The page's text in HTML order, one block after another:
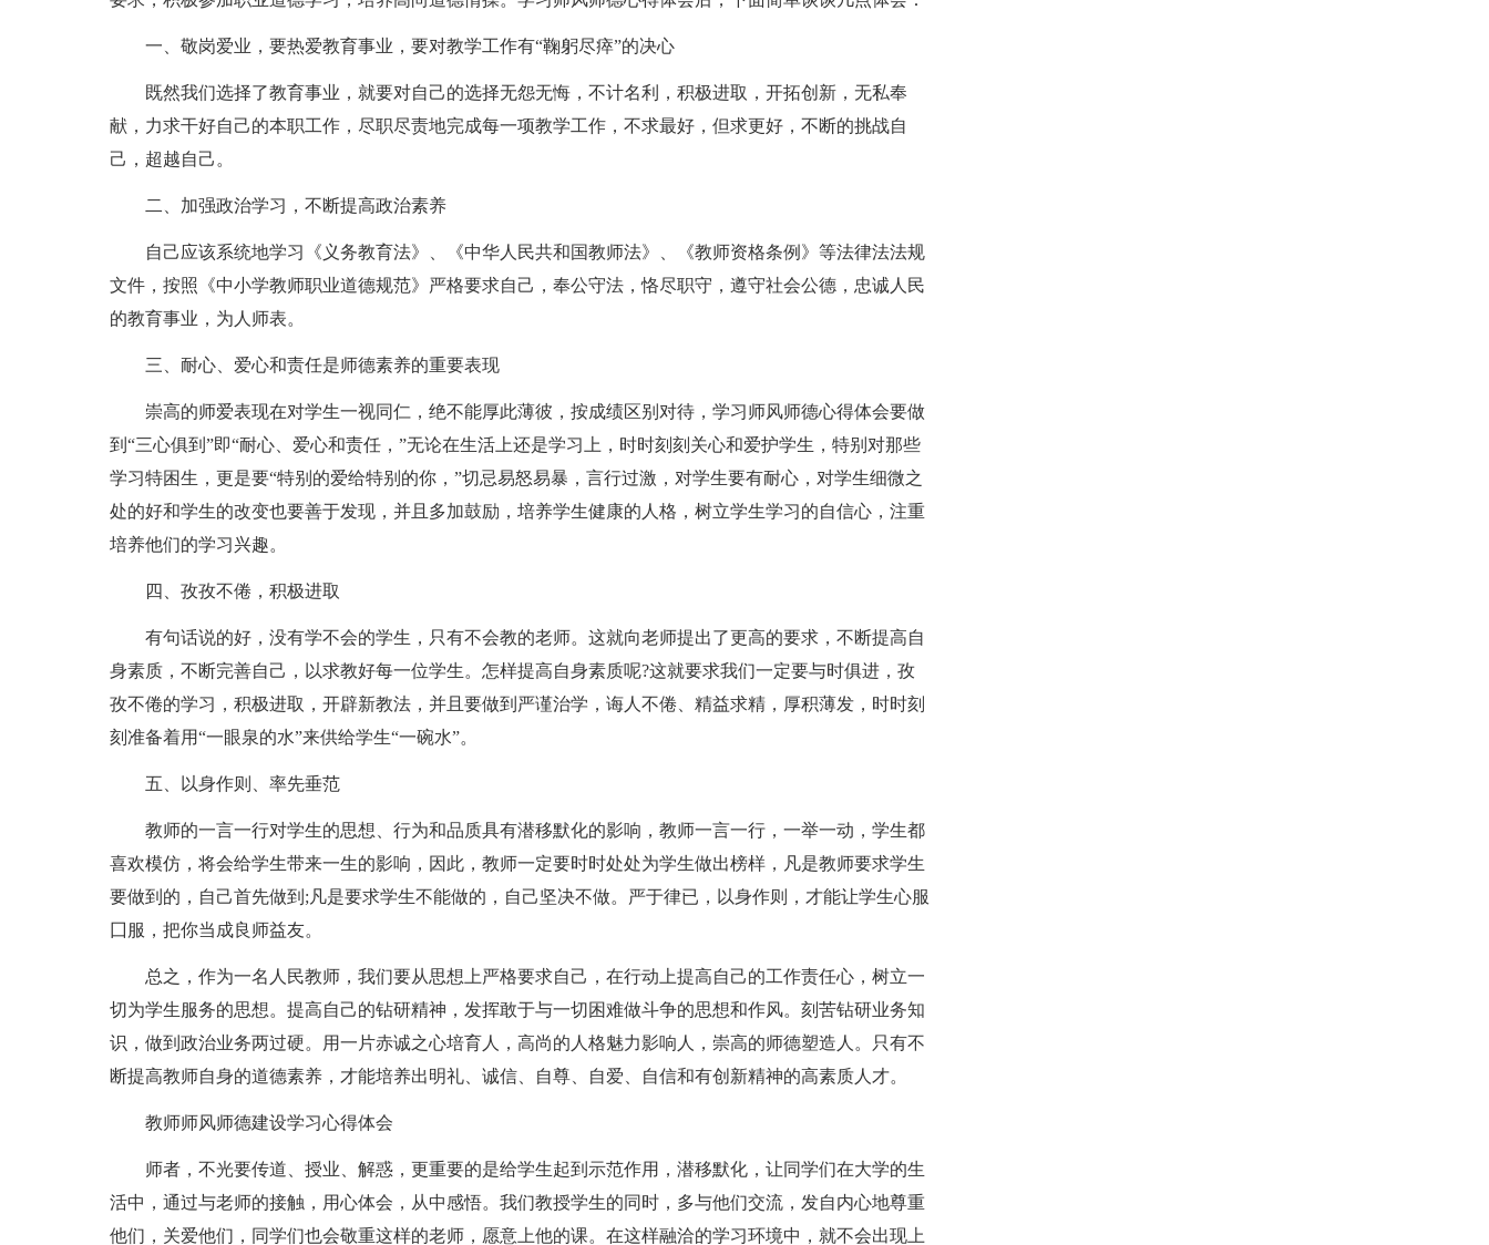
一、敬岗爱业，要热爱教育事业，要对教学工作有“鞠躬尽瘁”的决心
既然我们选择了教育事业，就要对自己的选择无怨无悔，不计名利，积极进取，开拓创新，无私奉
献，力求干好自己的本职工作，尽职尽责地完成每一项教学工作，不求最好，但求更好，不断的挑战自
己，超越自己。
二、加强政治学习，不断提高政治素养
自己应该系统地学习《义务教育法》、《中华人民共和国教师法》、《教师资格条例》等法律法法规
文件，按照《中小学教师职业道德规范》严格要求自己，奉公守法，恪尽职守，遵守社会公德，忠诚人民
的教育事业，为人师表。
三、耐心、爱心和责任是师德素养的重要表现
崇高的师爱表现在对学生一视同仁，绝不能厚此薄彼，按成绩区别对待，学习师风师德心得体会要做
到“三心俱到”即“耐心、爱心和责任，”无论在生活上还是学习上，时时刻刻关心和爱护学生，特别对那些
学习特困生，更是要“特别的爱给特别的你，”切忌易怒易暴，言行过激，对学生要有耐心，对学生细微之
处的好和学生的改变也要善于发现，并且多加鼓励，培养学生健康的人格，树立学生学习的自信心，注重
培养他们的学习兴趣。
四、孜孜不倦，积极进取
有句话说的好，没有学不会的学生，只有不会教的老师。这就向老师提出了更高的要求，不断提高自
身素质，不断完善自己，以求教好每一位学生。怎样提高自身素质呢?这就要求我们一定要与时俱进，孜
孜不倦的学习，积极进取，开辟新教法，并且要做到严谨治学，诲人不倦、精益求精，厚积薄发，时时刻
刻准备着用“一眼泉的水”来供给学生“一碗水”。
五、以身作则、率先垂范
教师的一言一行对学生的思想、行为和品质具有潜移默化的影响，教师一言一行，一举一动，学生都
喜欢模仿，将会给学生带来一生的影响，因此，教师一定要时时处处为学生做出榜样，凡是教师要求学生
要做到的，自己首先做到;凡是要求学生不能做的，自己坚决不做。严于律已，以身作则，才能让学生心服
囗服，把你当成良师益友。
总之，作为一名人民教师，我们要从思想上严格要求自己，在行动上提高自己的工作责任心，树立一
切为学生服务的思想。提高自己的钻研精神，发挥敢于与一切困难做斗争的思想和作风。刻苦钻研业务知
识，做到政治业务两过硬。用一片赤诚之心培育人，高尚的人格魅力影响人，崇高的师德塑造人。只有不
断提高教师自身的道德素养，才能培养出明礼、诚信、自尊、自爱、自信和有创新精神的高素质人才。
教师师风师德建设学习心得体会
师者，不光要传道、授业、解惑，更重要的是给学生起到示范作用，潜移默化，让同学们在大学的生
活中，通过与老师的接触，用心体会，从中感悟。我们教授学生的同时，多与他们交流，发自内心地尊重
他们，关爱他们，同学们也会敬重这样的老师，愿意上他的课。在这样融洽的学习环境中，就不会出现上